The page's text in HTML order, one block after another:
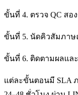
ขั้นที่ 4. ตรวจ QC ส
ขั้นที่ 5. นัดคิวสัมภา
ขั้นที่ 6. ติดตามผลแล
แต่ละขั้นตอนมี SLA